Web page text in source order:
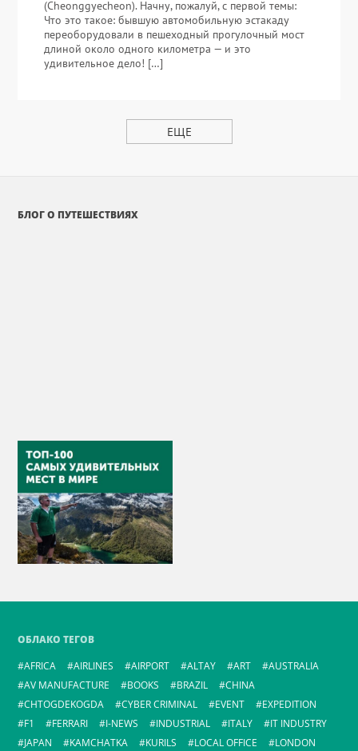
(Cheonggyecheon). Начну, пожалуй, с первой темы:
Что это такое: бывшую автомобильную эстакаду
переоборудовали в пешеходный прогулочный мост
длиной около одного километра — и это
удивительное дело! […]
ЕЩЕ
БЛОГ О ПУТЕШЕСТВИЯХ
ОБЛАКО ТЕГОВ
AFRICA
AIRLINES AIRPORT ALTAY ART
AUSTRALIA
AV MANUFACTURE
BOOKS BRAZIL
CHINA
CHTOGDEKOGDA
CYBER CRIMINAL EVENT
EXPEDITION
F1
FERRARI I-NEWS INDUSTRIAL ITALY
IT INDUSTRY
JAPAN
KAMCHATKA KURILS LOCAL OFFICE
LONDON